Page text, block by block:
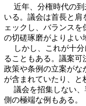
近年、分権時代の到
いる。議会は首長と肩
ェックし、バランス
の切磋琢磨がよりよい
しかし、これが十分
ることもある。議案可
政策や条例の立案がな
が含まれていたり、と
議会を招集しない、
側の極端な例もある。